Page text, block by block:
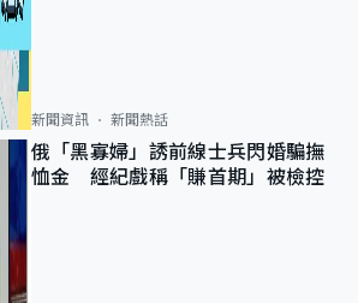
新聞資訊 新聞熱話
俄「黑寡婦」誘前線士兵閃婚騙撫
恤金 經紀戲稱「賺首期」被檢控